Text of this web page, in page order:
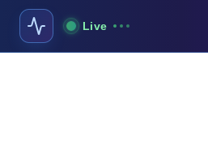
Live